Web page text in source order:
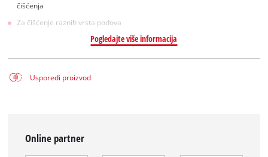
čišćenja
Za čišćenje raznih vrsta podova
Pogledajte više informacija
Usporedi proizvod
Online partner